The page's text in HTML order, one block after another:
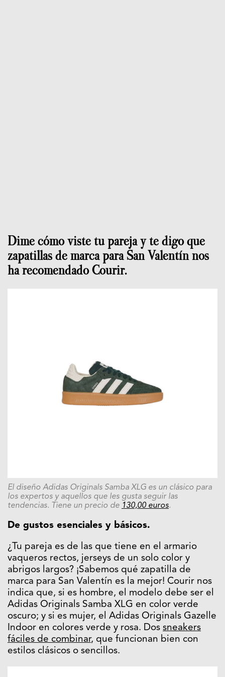
Dime cómo viste tu pareja y te digo que
zapatillas de marca para San Valentín nos
ha recomendado Courir.
El diseño Adidas Originals Samba XLG es un clásico para
los expertos y aquellos que les gusta seguir las
tendencias. Tiene un precio de 130,00 euros.
De gustos esenciales y básicos.
¿Tu pareja es de las que tiene en el armario
vaqueros rectos, jerseys de un solo color y
abrigos largos? ¡Sabemos qué zapatilla de
marca para San Valentín es la mejor! Courir nos
indica que, si es hombre, el modelo debe ser el
Adidas Originals Samba XLG en color verde
oscuro; y si es mujer, el Adidas Originals Gazelle
Indoor en colores verde y rosa. Dos sneakers
fáciles de combinar, que funcionan bien con
estilos clásicos o sencillos.